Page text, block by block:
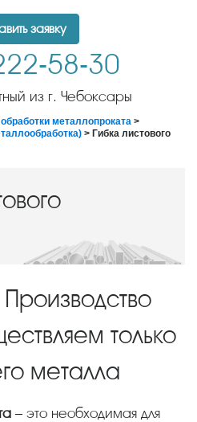
заявку
58-30
из г. Чебоксары
металлопроката >
> Гибка листового
только
металла
– это необходимая для